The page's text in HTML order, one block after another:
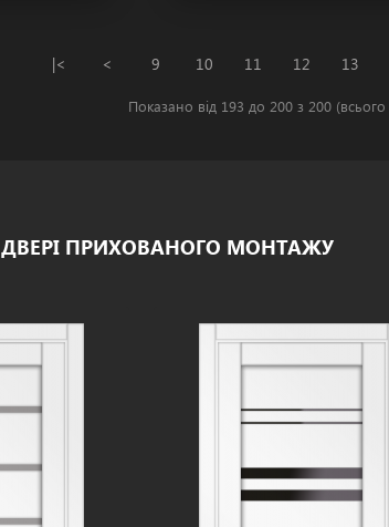
|< < 9 10 11 12 13
Показано від 193 до 200 з 200 (всього
ДВЕРІ ПРИХОВАНОГО МОНТАЖУ